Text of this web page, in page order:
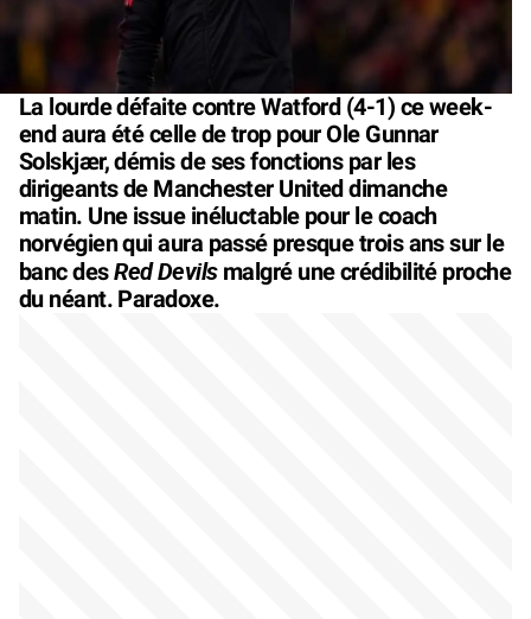
La lourde défaite contre Watford (4-1) ce week-
end aura été celle de trop pour Ole Gunnar
Solskjær, démis de ses fonctions par les
dirigeants de Manchester United dimanche
matin. Une issue inéluctable pour le coach
norvégien qui aura passé presque trois ans sur le
banc desRed Devilsmalgré une crédibilité proche
du néant. Paradoxe.